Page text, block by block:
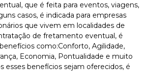
que é feita para eventos, viagens,
casos, é indicada para empresas
que vivem em localidades de
de fretamento eventual, é
como:Conforto, Agilidade,
Economia, Pontualidade e muito
esses benefícios sejam oferecidos, é